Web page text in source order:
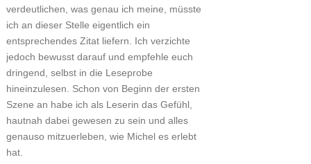
verdeutlichen, was genau ich meine, müsste
ich an dieser Stelle eigentlich ein
entsprechendes Zitat liefern. Ich verzichte
jedoch bewusst darauf und empfehle euch
dringend, selbst in die Leseprobe
hineinzulesen. Schon von Beginn der ersten
Szene an habe ich als Leserin das Gefühl,
hautnah dabei gewesen zu sein und alles
genauso mitzuerleben, wie Michel es erlebt
hat.